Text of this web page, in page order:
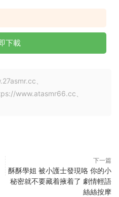
下載
、
www.atasmr66.cc、
下一篇
酥酥學姐 被小護士發現咯 你的小
秘密就不要藏着掖着了 劇情輕語
絲絲按摩